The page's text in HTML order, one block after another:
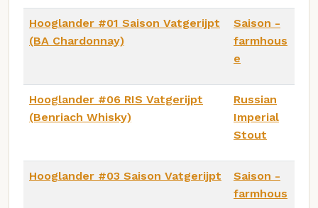
Hooglander #01 Saison Vatgerijpt
(BA Chardonnay)
Saison -
farmhous
e
Hooglander #06 RIS Vatgerijpt
(Benriach Whisky)
Russian
Imperial
Stout
Hooglander #03 Saison Vatgerijpt
Saison -
farmhous